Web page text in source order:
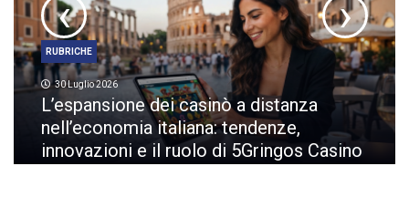
RUBRICHE
30 Luglio 2026
L’espansione dei casinò a distanza
nell’economia italiana: tendenze,
innovazioni e il ruolo di 5Gringos Casino
‹ ›